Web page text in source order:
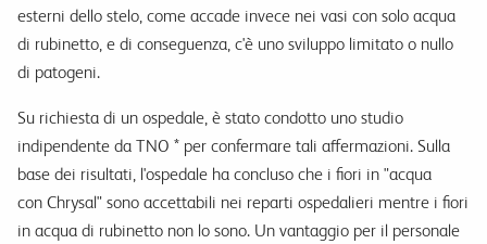
esterni dello stelo, come accade invece nei vasi con solo acqua
di rubinetto, e di conseguenza, c'è uno sviluppo limitato o nullo
di patogeni.
Su richiesta di un ospedale, è stato condotto uno studio
indipendente da TNO * per confermare tali affermazioni. Sulla
base dei risultati, l'ospedale ha concluso che i fiori in "acqua
con Chrysal" sono accettabili nei reparti ospedalieri mentre i fiori
in acqua di rubinetto non lo sono. Un vantaggio per il personale